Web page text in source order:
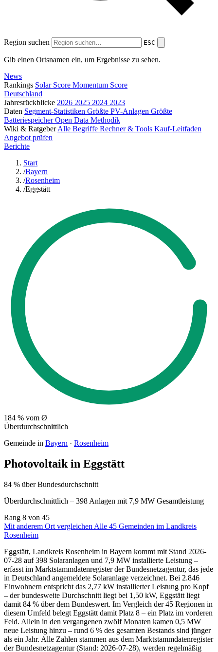
Region suchen ESC
Gib einen Ortsnamen ein, um Ergebnisse zu sehen.
News
Rankings Solar Score Momentum Score
Deutschland
Jahresrückblicke 2026 2025 2024 2023
Daten Segment-Statistiken Größte PV-Anlagen Größte
BatteriespeicherOpen Data Methodik
Wiki & Ratgeber Alle Begriffe Rechner & Tools Kauf-Leitfaden
Angebot prüfen
Berichte
Start
/Bayern
/Rosenheim
/Eggstätt
184 % vom Ø
Überdurchschnittlich
Gemeinde in Bayern · Rosenheim
Photovoltaik in Eggstätt
84 % über Bundesdurchschnitt
Überdurchschnittlich – 398 Anlagen mit 7,9 MW Gesamtleistung
Rang 8 von 45
Mit anderem Ort vergleichen Alle 45 Gemeinden im Landkreis
Rosenheim
Eggstätt, Landkreis Rosenheim in Bayern kommt mit Stand 2026-
07-28 auf 398 Solaranlagen und 7,9 MW installierte Leistung –
erfasst im Marktstammdatenregister der Bundesnetzagentur, das jede
in Deutschland angemeldete Solaranlage verzeichnet. Bei 2.846
Einwohnern entspricht das 2,77 kW installierter Leistung pro Kopf
– der bundesweite Durchschnitt liegt bei 1,50 kW, Eggstätt liegt
damit 84 % über dem Bundeswert. Im Vergleich der 45 Regionen in
diesem Umfeld belegt Eggstätt damit Platz 8 – ein Platz im vorderen
Feld. Allein in den vergangenen zwölf Monaten kamen 0,5 MW
neue Leistung hinzu – rund 6 % des gesamten Bestands sind jünger
als ein Jahr. Alle Zahlen stammen aus dem Marktstammdatenregister
der Bundesnetzagentur (Stand: 2026-07-28), werden regelmäßig